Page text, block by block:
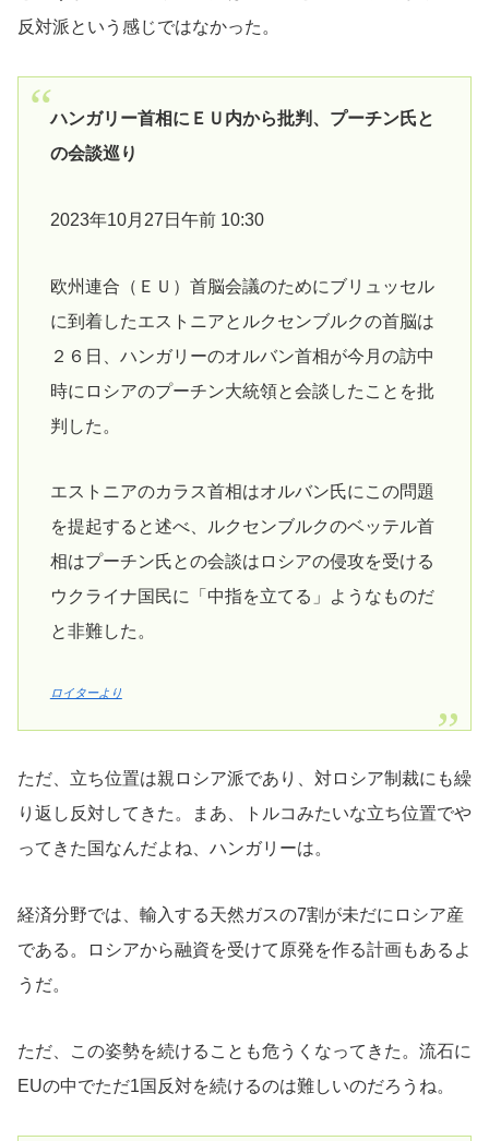
反対派という感じではなかった。
ハンガリー首相にＥＵ内から批判、プーチン氏と
の会談巡り
2023年10月27日午前 10:30
欧州連合（ＥＵ）首脳会議のためにブリュッセル
に到着したエストニアとルクセンブルクの首脳は
２６日、ハンガリーのオルバン首相が今月の訪中
時にロシアのプーチン大統領と会談したことを批
判した。
エストニアのカラス首相はオルバン氏にこの問題
を提起すると述べ、ルクセンブルクのベッテル首
相はプーチン氏との会談はロシアの侵攻を受ける
ウクライナ国民に「中指を立てる」ようなものだ
と非難した。
ロイターより
ただ、立ち位置は親ロシア派であり、対ロシア制裁にも繰
り返し反対してきた。まあ、トルコみたいな立ち位置でや
ってきた国なんだよね、ハンガリーは。
経済分野では、輸入する天然ガスの7割が未だにロシア産
である。ロシアから融資を受けて原発を作る計画もあるよ
うだ。
ただ、この姿勢を続けることも危うくなってきた。流石に
EUの中でただ1国反対を続けるのは難しいのだろうね。